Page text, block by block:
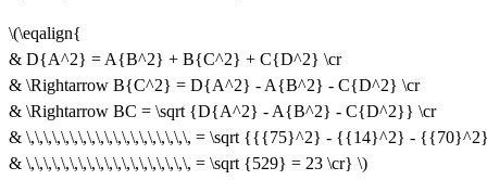
\(\eqalign{
& D{A^2} = A{B^2} + B{C^2} + C{D^2} \cr
& \Rightarrow B{C^2} = D{A^2} - A{B^2} - C{D^2} \cr
& \Rightarrow BC = \sqrt {D{A^2} - A{B^2} - C{D^2}} \cr
& \,\,\,\,\,\,\,\,\,\,\,\,\,\,\,\,\,\,\, = \sqrt {{{75}^2} - {{14}^2} -
& \,\,\,\,\,\,\,\,\,\,\,\,\,\,\,\,\,\,\, = \sqrt {529} = 23 \cr} \)